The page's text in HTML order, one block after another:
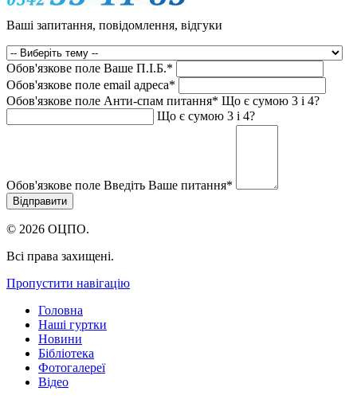
Ваші запитання, повідомлення, відгуки
Обов'язкове поле Ваше П.I.Б.*
Обов'язкове поле email адреса*
Обов'язкове поле Анти-спам питання* Що є сумою 3 і 4?
Що є сумою 3 і 4?
Обов'язкове поле Введіть Ваше питання*
© 2026 ОЦПО.
Всі права захищені.
Пропустити навігацію
Головна
Наші гуртки
Новини
Бібліотека
Фотогалереї
Відео